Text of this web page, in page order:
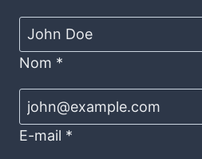
Nom *
E-mail *